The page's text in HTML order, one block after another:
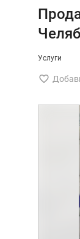
Услуги